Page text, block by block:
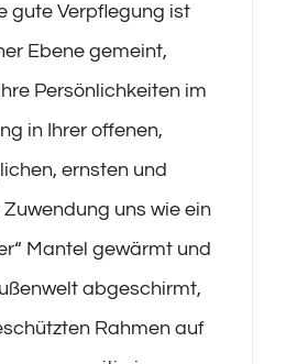
gute Verpflegung ist
Ebene gemeint,
Persönlichkeiten im
in Ihrer offenen,
ernsten und
uns wie ein
Mantel gewärmt und
abgeschirmt,
Rahmen auf